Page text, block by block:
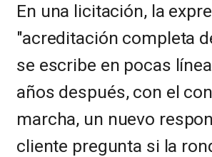
En una licitación, la
"acreditación completa
se escribe en pocas
años después, con el
marcha, un nuevo
cliente pregunta si la